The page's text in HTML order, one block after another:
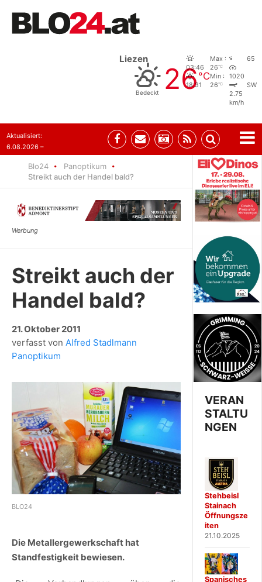
Liezen
Bedeckt 26°C
03:46
18:31
Max :
26°C
Min :
26°C
65
1020
SW
2.75
km/h
Aktualisiert:
6.08.2026 –
Blo24
Panoptikum
Streikt auch der Handel bald?
Streikt auch der
Handel bald?
21. Oktober 2011
verfasst von Alfred Stadlmann
Panoptikum
BLO24
Die Metallergewerkschaft hat
Standfestigkeit bewiesen.
VERAN
STALTU
NGEN
Stehbeisl
Stainach
Öffnungsze
iten
21.10.2025
Spanisches